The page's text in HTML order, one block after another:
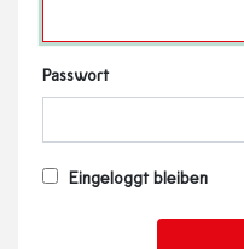
Passwort
Eingeloggt bleiben